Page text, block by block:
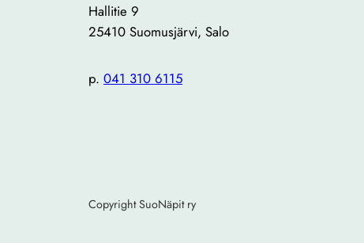
Hallitie 9
25410 Suomusjärvi, Salo
p. 041 310 6115
Copyright SuoNäpit ry